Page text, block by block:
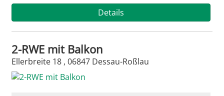
Details
2-RWE mit Balkon
Ellerbreite 18 , 06847 Dessau-Roßlau